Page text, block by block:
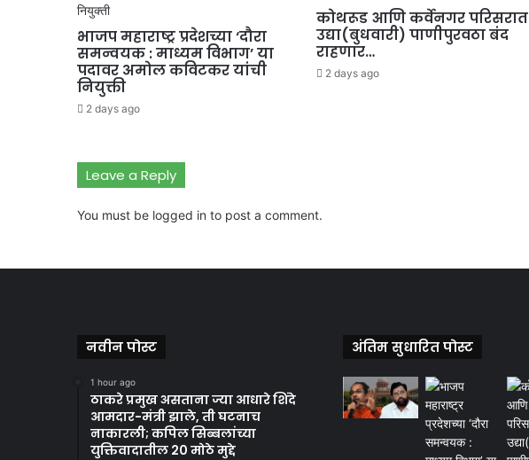
भाजप महाराष्ट्र प्रदेशच्या ‘दौरा
समन्वयक : माध्यम विभाग’ या
पदावर अमोल कविटकर यांची
नियुक्ती
2 days ago
कोथरूड आणि कर्वेनगर परिसरात
उद्या(बुधवारी) पाणीपुरवठा बंद
राहणार…
2 days ago
Leave a Reply
You must be logged in to post a comment.
नवीन पोस्ट
1 hour ago
ठाकरे प्रमुख असताना ज्या आधारे शिंदे
आमदार-मंत्री झाले, ती घटनाच
नाकारली; कपिल सिब्बलांच्या
युक्तिवादातील 20 मोठे मुद्दे
अंतिम सुधारित पोस्ट